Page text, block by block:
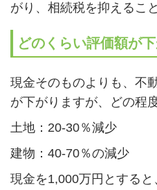
がり、相続税を抑えるこ
どのくらい評価額が
現金そのものよりも、不
が下がりますが、どの程
土地：20-30％減少
建物：40-70％の減少
現金を1,000万円とする